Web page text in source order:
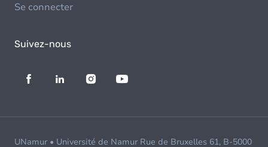
Se connecter
Suivez-nous
UNamur • Université de Namur Rue de Bruxelles 61, B-5000